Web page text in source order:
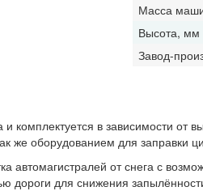
Масса
Высота, мм
Завод-
комплектуется в зависимости от
же оборудованием для заправки
автомагистралей от снега с
дороги для снижения